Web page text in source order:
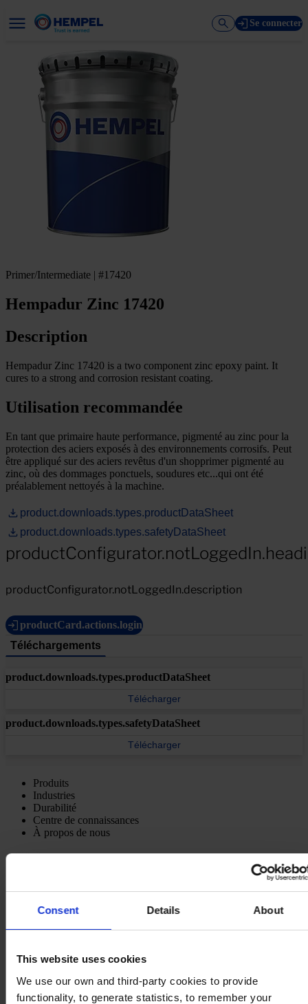
Consent Details About
This website uses cookies
We use our own and third-party cookies to provide
functionality, to generate statistics, to remember your
Se connecter
Primer/Intermediate | #17420
Hempadur Zinc 17420
Description
Hempadur Zinc 17420 is a two component zinc epoxy paint. It
cures to a strong and corrosion resistant coating.
Utilisation recommandée
En tant que primaire haute performance, pigmenté au zinc pour la
protection des aciers exposés à des environnements corrosifs. Peut
être appliqué sur des aciers revêtus d'un shopprimer pigmenté au
zinc, où des dommages ponctuels, soudures etc...qui ont été
préalablement nettoyés à la machine.
product.downloads.types.productDataSheet
product.downloads.types.safetyDataSheet
productConfigurator.notLoggedIn.description
productCard.actions.login
Téléchargements
product.downloads.types.productDataSheet
Télécharger
product.downloads.types.safetyDataSheet
Télécharger
Produits
Industries
Durabilité
Centre de connaissances
À propos de nous
5 Rue Jean Monnet
France
Fax: +33 (0) 344 08 28 99
Mail: sales-fr@hempel.com